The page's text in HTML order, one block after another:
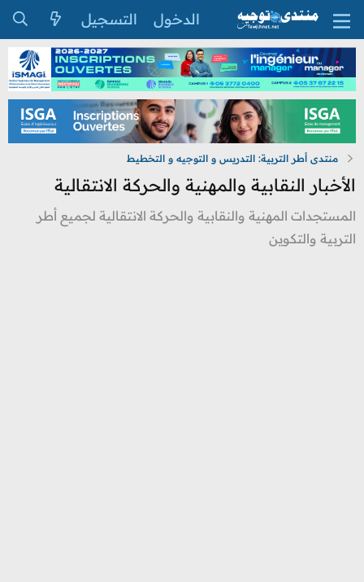
الدخول التسجيل
منتدى أطر التربية: التدريس و التوجيه و التخطيط
الأخبار النقابية والمهنية والحركة الانتقالية
المستجدات المهنية والنقابية والحركة الانتقالية لجميع أطر
التربية والتكوين